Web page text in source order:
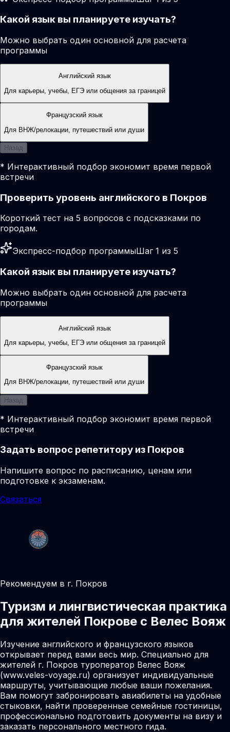
Какой язык вы планируете изучать?
Можно выбрать один основной для расчета
программы
Английский язык
Для карьеры, учебы, ЕГЭ или общения за границей
Французский язык
Для ВНЖ/релокации, путешествий или души
Назад
* Интерактивный подбор экономит время первой
встречи
Проверить уровень английского в Покров
Короткий тест на 5 вопросов с подсказками по
городам.
Экспресс-подбор программыШаг 1 из 5
Какой язык вы планируете изучать?
Можно выбрать один основной для расчета
программы
Английский язык
Для карьеры, учебы, ЕГЭ или общения за границей
Французский язык
Для ВНЖ/релокации, путешествий или души
Назад
* Интерактивный подбор экономит время первой
встречи
Задать вопрос репетитору из Покров
Напишите вопрос по расписанию, ценам или
подготовке к экзаменам.
Связаться
Рекомендуем в г. Покров
Туризм и лингвистическая практика
для жителей Покрове с Велес Вояж
Изучение английского и французского языков
открывает перед вами весь мир. Специально для
жителей г. Покров туроператор Велес Вояж
(www.veles-voyage.ru) организует индивидуальные
маршруты, учитывающие любые ваши пожелания.
Вам помогут забронировать авиабилеты на удобные
стыковки, найти проверенные семейные гостиницы,
профессионально подготовить документы на визу и
заказать персонального местного гида.